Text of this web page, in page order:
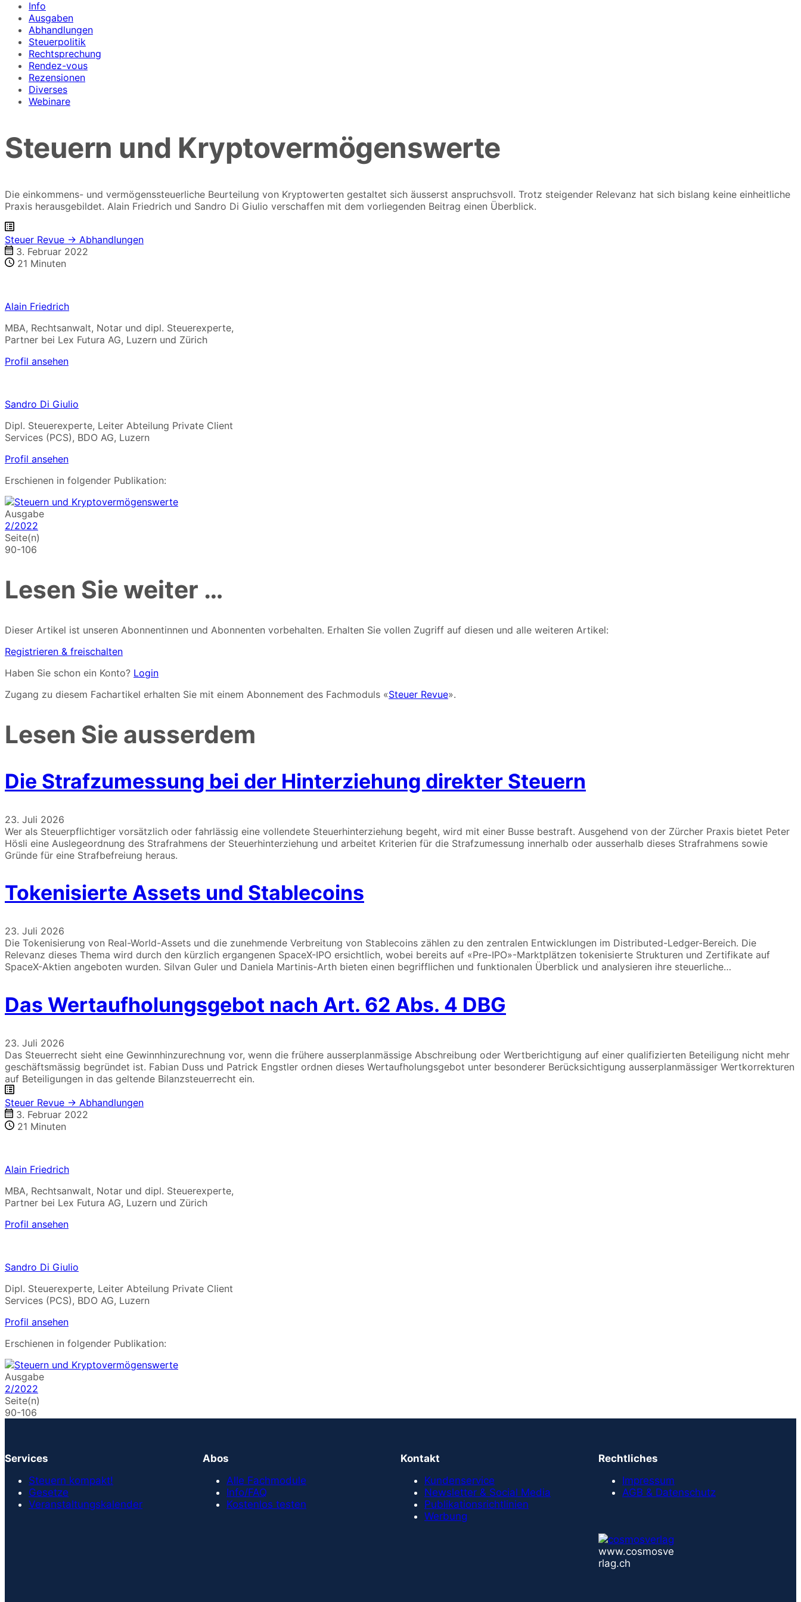
Info
Ausgaben
Abhandlungen
Steuerpolitik
Rechtsprechung
Rendez-vous
Rezensionen
Diverses
Webinare
Steuern und Kryptovermögenswerte
Die einkommens- und vermögenssteuerliche Beurteilung von Kryptowerten gestaltet sich äusserst anspruchsvoll. Trotz steigender Relevanz hat sich bislang keine einheitliche
Praxis herausgebildet. Alain Friedrich und Sandro Di Giulio verschaffen mit dem vorliegenden Beitrag einen Überblick.
Steuer Revue → Abhandlungen
3. Februar 2022
21 Minuten
Alain Friedrich
MBA, Rechtsanwalt, Notar und dipl. Steuerexperte,
Partner bei Lex Futura AG, Luzern und Zürich
Profil ansehen
Sandro Di Giulio
Dipl. Steuerexperte, Leiter Abteilung Private Client
Services (PCS), BDO AG, Luzern
Profil ansehen
Erschienen in folgender Publikation:
Ausgabe
2/2022
Seite(n)
90-106
Lesen Sie weiter …
Dieser Artikel ist unseren Abonnentinnen und Abonnenten vorbehalten. Erhalten Sie vollen Zugriff auf diesen und alle weiteren Artikel:
Registrieren & freischalten
Haben Sie schon ein Konto? Login
Zugang zu diesem Fachartikel erhalten Sie mit einem Abonnement des Fachmoduls «Steuer Revue».
Lesen Sie ausserdem
Die Strafzumessung bei der Hinterziehung direkter Steuern
23. Juli 2026
Wer als Steuerpflichtiger vorsätzlich oder fahrlässig eine vollendete Steuerhinterziehung begeht, wird mit einer Busse bestraft. Ausgehend von der Zürcher Praxis bietet Peter
Hösli eine Auslegeordnung des Strafrahmens der Steuerhinterziehung und arbeitet Kriterien für die Strafzumessung innerhalb oder ausserhalb dieses Strafrahmens sowie
Gründe für eine Strafbefreiung heraus.
Tokenisierte Assets und Stablecoins
23. Juli 2026
Die Tokenisierung von Real-World-Assets und die zunehmende Verbreitung von Stablecoins zählen zu den zentralen Entwicklungen im Distributed-Ledger-Bereich. Die
Relevanz dieses Thema wird durch den kürzlich ergangenen SpaceX-IPO ersichtlich, wobei bereits auf «Pre-IPO»-Marktplätzen tokenisierte Strukturen und Zertifikate auf
SpaceX-Aktien angeboten wurden. Silvan Guler und Daniela Martinis-Arth bieten einen begrifflichen und funktionalen Überblick und analysieren ihre steuerliche…
Das Wertaufholungsgebot nach Art. 62 Abs. 4 DBG
23. Juli 2026
Das Steuerrecht sieht eine Gewinnhinzurechnung vor, wenn die frühere ausserplanmässige Abschreibung oder Wertberichtigung auf einer qualifizierten Beteiligung nicht mehr
geschäftsmässig begründet ist. Fabian Duss und Patrick Engstler ordnen dieses Wertaufholungsgebot unter besonderer Berücksichtigung ausserplanmässiger Wertkorrekturen
auf Beteiligungen in das geltende Bilanzsteuerrecht ein.
Steuer Revue → Abhandlungen
3. Februar 2022
21 Minuten
Alain Friedrich
MBA, Rechtsanwalt, Notar und dipl. Steuerexperte,
Partner bei Lex Futura AG, Luzern und Zürich
Profil ansehen
Sandro Di Giulio
Dipl. Steuerexperte, Leiter Abteilung Private Client
Services (PCS), BDO AG, Luzern
Profil ansehen
Erschienen in folgender Publikation:
Ausgabe
2/2022
Seite(n)
90-106
Services
Steuern kompakt!
Gesetze
Veranstaltungskalender
Abos
Alle Fachmodule
Info/FAQ
Kostenlos testen
Kontakt
Kundenservice
Newsletter & Social Media
Publikationsrichtlinien
Werbung
Rechtliches
Impressum
AGB & Datenschutz
www.cosmosve
rlag.ch